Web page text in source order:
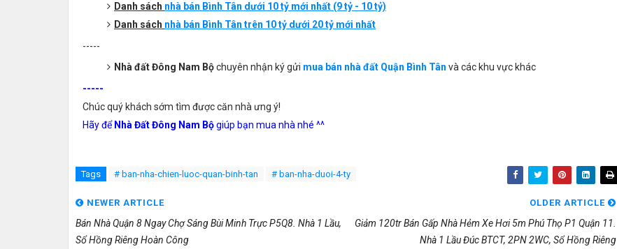
Danh sách nhà bán Bình Tân dưới 10 tỷ mới nhất (9 tỷ - 10 tỷ)
Danh sách nhà bán Bình Tân trên 10 tỷ dưới 20 tỷ mới nhất
-----
Nhà đất Đông Nam Bộchuyên nhận ký gửi mua bán nhà đất Quận Bình Tân và các khu vực khác
-----
Chúc quý khách sớm tìm được căn nhà ưng ý!
Hãy để Nhà Đất Đông Nam Bộgiúp bạn mua nhà nhé ^^
Tags # ban-nha-chien-luoc-quan-binh-tan # ban-nha-duoi-4-ty
NEWER ARTICLE
Bán Nhà Quận 8 Ngay Chợ Sáng Bùi Minh Trực P5Q8. Nhà 1 Lầu,
Sổ Hồng Riêng Hoàn Công
OLDER ARTICLE
Giảm 120tr Bán Gấp Nhà Hẻm Xe Hơi 5m Phú Thọ P1 Quận 11.
Nhà 1 Lầu Đúc BTCT, 2PN 2WC, Sổ Hồng Riêng